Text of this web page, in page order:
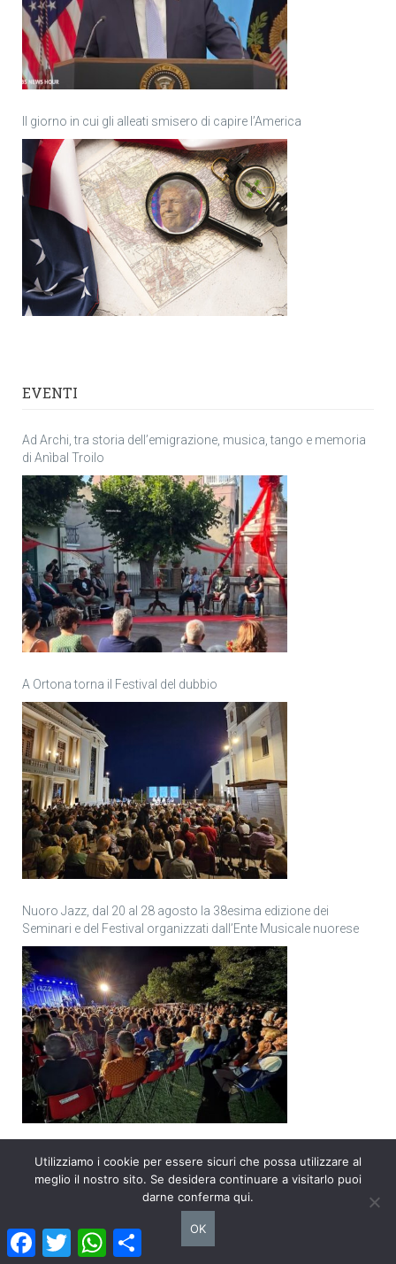
Il giorno in cui gli alleati smisero di capire l’America
EVENTI
Ad Archi, tra storia dell’emigrazione, musica, tango e memoria
di Anìbal Troilo
A Ortona torna il Festival del dubbio
Nuoro Jazz, dal 20 al 28 agosto la 38esima edizione dei
Seminari e del Festival organizzati dall’Ente Musicale nuorese
“PERSONAGGI e PERSONE – 99 profili, un patrimonio di
memoria”, il nuovo libro di Goffredo Palmerini
FacebookTwitter WhatsAppCondividi
Utilizziamo i cookie per essere sicuri che possa utilizzare al
meglio il nostro sito. Se desidera continuare a visitarlo puoi
darne conferma qui.
OK